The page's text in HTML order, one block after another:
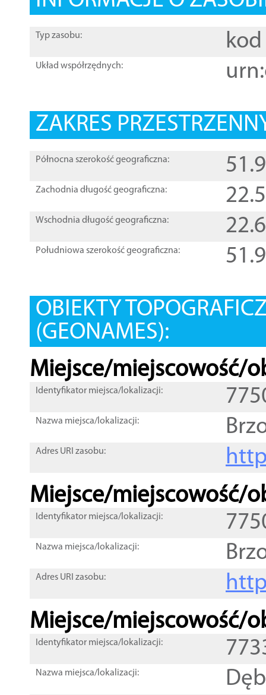
Typ zasobu: kod
Układ współrzędnych:
ZAKRES
Północna szerokość geograficzna:
Zachodnia długość geograficzna:
Wschodnia długość geograficzna:
Południowa szerokość geograficzna:
OBIEKTY
(GEONAMES):
Miejsce/miejscowość/
Identyfikator miejsca/lokalizacji:
Nazwa miejsca/lokalizacji:
Adres URI zasobu:
Miejsce/miejscowość/
Identyfikator miejsca/lokalizacji:
Nazwa miejsca/lokalizacji:
Adres URI zasobu:
Miejsce/miejscowość/
Identyfikator miejsca/lokalizacji:
Nazwa miejsca/lokalizacji: